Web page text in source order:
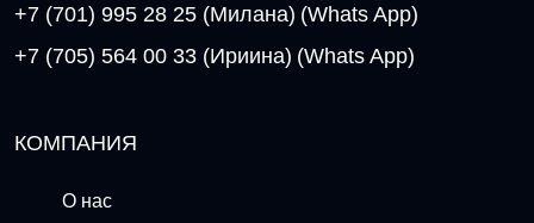
+7 (701) 995 28 25 (Милана) (Whats App)
+7 (705) 564 00 33 (Ириина) (Whats App)
КОМПАНИЯ
О нас